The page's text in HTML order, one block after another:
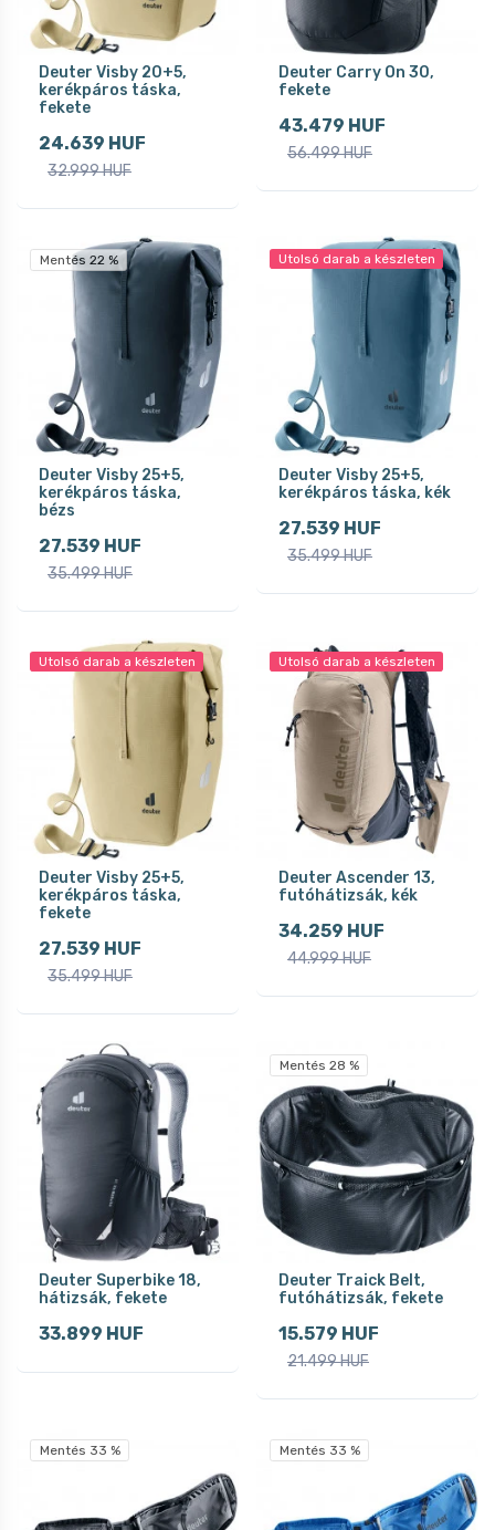
Deuter Visby 20+5,
kerékpáros táska,
fekete
24.639 HUF
32.999 HUF
Deuter Carry On 30,
fekete
43.479 HUF
56.499 HUF
Mentés 22 %
Deuter Visby 25+5,
kerékpáros táska,
bézs
27.539 HUF
35.499 HUF
Utolsó darab a készleten
Deuter Visby 25+5,
kerékpáros táska, kék
27.539 HUF
35.499 HUF
Utolsó darab a készleten
Deuter Visby 25+5,
kerékpáros táska,
fekete
27.539 HUF
35.499 HUF
Utolsó darab a készleten
Deuter Ascender 13,
futóhátizsák, kék
34.259 HUF
44.999 HUF
Deuter Superbike 18,
hátizsák, fekete
33.899 HUF
Mentés 28 %
Deuter Traick Belt,
futóhátizsák, fekete
15.579 HUF
21.499 HUF
Mentés 33 % Mentés 33 %